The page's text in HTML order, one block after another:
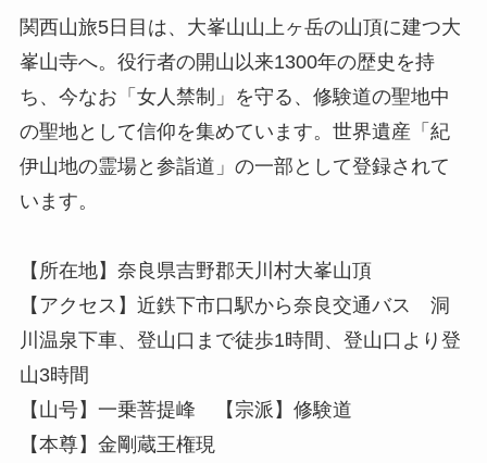
関西山旅5日目は、大峯山山上ヶ岳の山頂に建つ大
峯山寺へ。役行者の開山以来1300年の歴史を持
ち、今なお「女人禁制」を守る、修験道の聖地中
の聖地として信仰を集めています。世界遺産「紀
伊山地の霊場と参詣道」の一部として登録されて
います。
【所在地】奈良県吉野郡天川村大峯山頂
【アクセス】近鉄下市口駅から奈良交通バス 洞
川温泉下車、登山口まで徒歩1時間、登山口より登
山3時間
【山号】一乗菩提峰 【宗派】修験道
【本尊】金剛蔵王権現